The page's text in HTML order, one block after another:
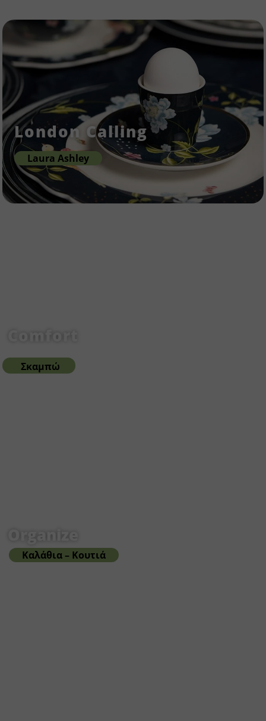
London Calling
Laura Ashley
Σκαμπώ
Organize
Καλάθια – Κουτιά